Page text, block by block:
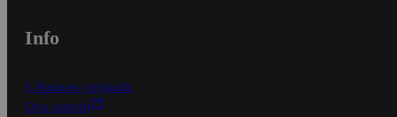
Info
S-Business yrityksille
Oiva-raportit